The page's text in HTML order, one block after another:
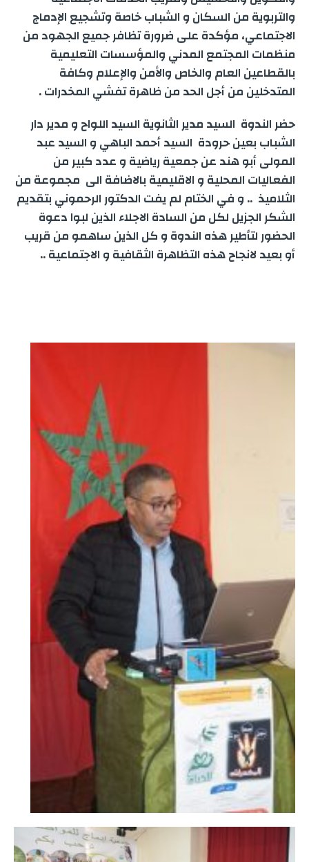
والتربوية من السكان و الشباب خاصة وتشجيع الإدماج
الاجتماعي، مؤكدة على ضرورة تظافر جميع الجهود من
منظمات المجتمع المدني والمؤسسات التعليمية
بالقطاعين العام والخاص والأمن والإعلام وكافة
المتدخلين من أجل الحد من ظاهرة تفشي المخدرات .
حضر الندوة السيد مدير الثانوية السيد اللواح و مدير دار
الشباب بعين حرودة السيد أحمد الباهي و السيد عبد
المولى أبو هند عن جمعية رياضية و عدد كبير من
الفعاليات المحلية و الاقليمية بالاضافة الى مجموعة من
الثلاميذ .. و في الختام لم يفت الدكتور الرحموني بتقديم
الشكر الجزيل لكل من السادة الاجلاء الذين لبوا دعوة
الحضور لتأطير هذه الندوة و كل الذين ساهمو من قريب
أو بعيد لانجاح هذه التظاهرة الثقافية و الاجتماعية ..